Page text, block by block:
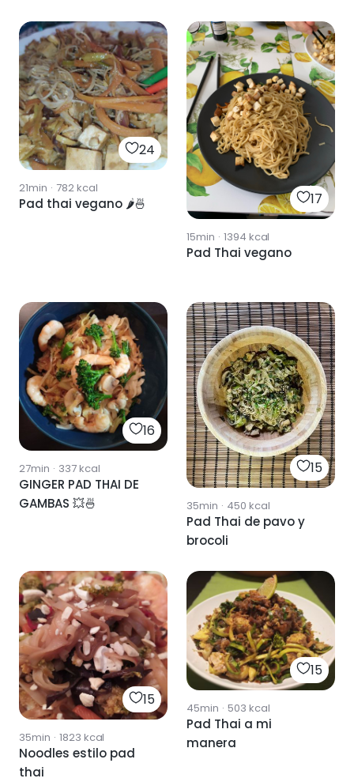
24
21min · 782kcal
Pad thai vegano 🌶️🍜 17
15min · 1394 kcal
Pad Thai vegano
16
27min · 337kcal
GINGER PAD THAI DE
GAMBAS 💥🍜
15
35min · 450 kcal
Pad Thai de pavo y
brocoli
15
35min · 1823 kcal
Noodles estilo pad
thai
15
45min · 503 kcal
Pad Thai a mi
manera